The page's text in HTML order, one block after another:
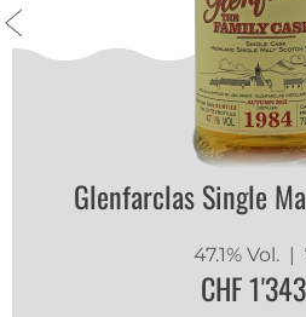
Glenfarclas Single
47.1% Vol. |
CHF